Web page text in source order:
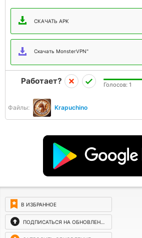
СКАЧАТЬ APK
Скачать MonsterVPN"
Файлы: Krapuchino
Работает? Голосов: 1
В ИЗБРАННОЕ
ПОДПИСАТЬСЯ НА ОБНОВЛЕНИЯ